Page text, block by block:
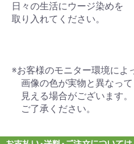
日々の生活にウージ染めを
取り入れてください。
※お客様のモニター環境によ
画像の色が実物と異なって
見える場合がございます。
ご了承ください。